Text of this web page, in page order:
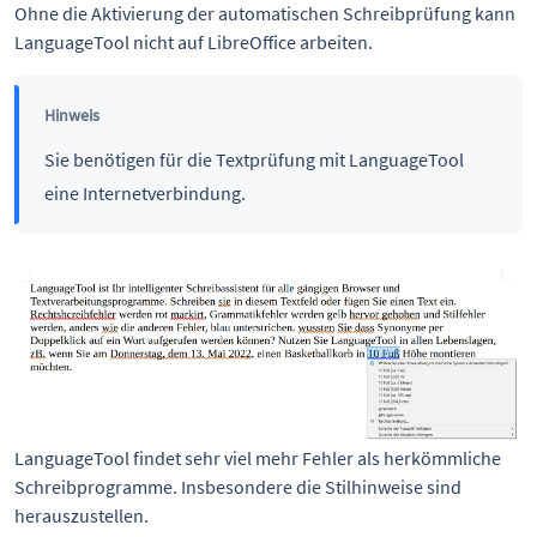
Ohne die Aktivierung der automatischen Schreibprüfung kann
LanguageTool nicht auf LibreOffice arbeiten.
Hinweis
Sie benötigen für die Textprüfung mit LanguageTool
eine Internetverbindung.
LanguageTool findet sehr viel mehr Fehler als herkömmliche
Schreibprogramme. Insbesondere die Stilhinweise sind
herauszustellen.